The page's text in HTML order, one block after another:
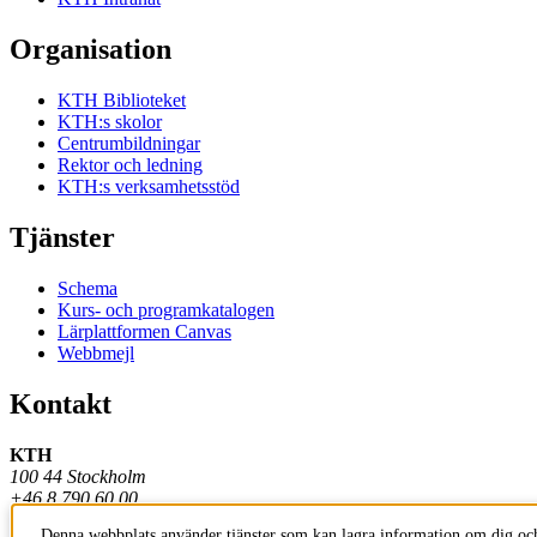
Organisation
KTH Biblioteket
KTH:s skolor
Centrumbildningar
Rektor och ledning
KTH:s verksamhetsstöd
Tjänster
Schema
Kurs- och programkatalogen
Lärplattformen Canvas
Webbmejl
Kontakt
KTH
100 44 Stockholm
+46 8 790 60 00